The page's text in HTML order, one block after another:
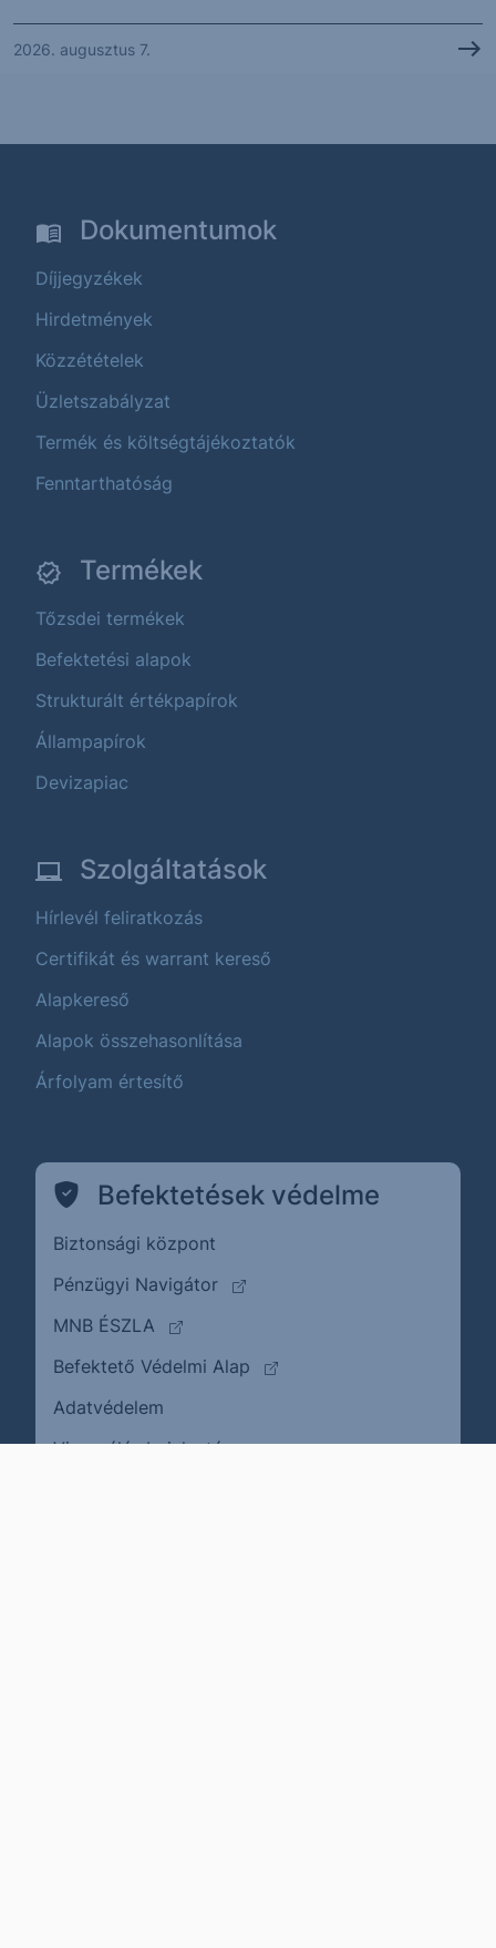
2026. augusztus 7.
Dokumentumok
Díjjegyzékek
Hirdetmények
Közzétételek
Üzletszabályzat
Termék és költségtájékoztatók
Fenntarthatóság
Termékek
Tőzsdei termékek
Befektetési alapok
Strukturált értékpapírok
Állampapírok
Devizapiac
Szolgáltatások
Hírlevél feliratkozás
Certifikát és warrant kereső
Alapkereső
Alapok összehasonlítása
Árfolyam értesítő
Befektetések védelme
Biztonsági központ
Pénzügyi Navigátor
(külső oldalra ugrik)
MNB ÉSZLA
(külső oldalra ugrik)
Befektető Védelmi Alap
(külső oldalra ugrik)
Adatvédelem
Visszaélés bejelentése(külső oldalra ugrik)